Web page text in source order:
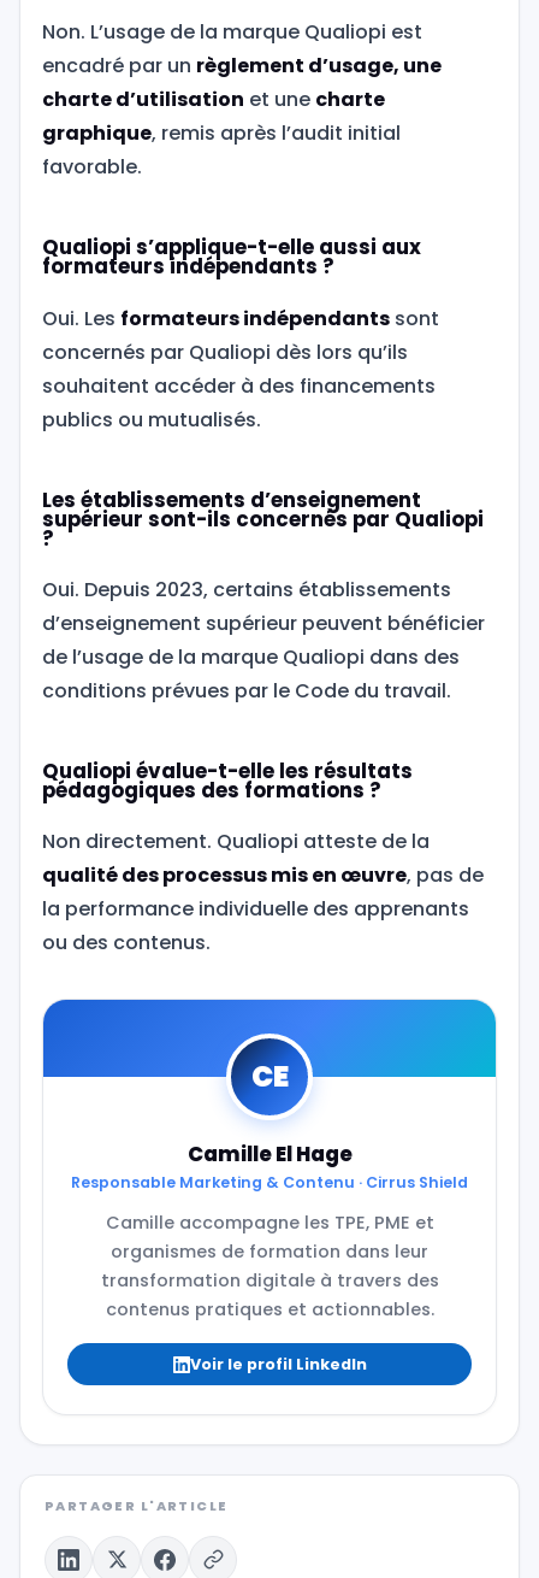
Non. L’usage de la marque Qualiopi est
encadré par un règlement d’usage, une
charte d’utilisation et une charte
graphique, remis après l’audit initial
favorable.
Qualiopi s’applique-t-elle aussi aux
formateurs indépendants ?
Oui. Les formateurs indépendantssont
concernés par Qualiopi dès lors qu’ils
souhaitent accéder à des financements
publics ou mutualisés.
Les établissements d’enseignement
supérieur sont-ils concernés par Qualiopi
?
Oui. Depuis 2023, certains établissements
d’enseignement supérieur peuvent bénéficier
de l’usage de la marque Qualiopi dans des
conditions prévues par le Code du travail.
Qualiopi évalue-t-elle les résultats
pédagogiques des formations ?
Non directement. Qualiopi atteste de la
qualité des processus mis en œuvre, pas de
la performance individuelle des apprenants
ou des contenus.
CE
Camille El Hage
Responsable Marketing & Contenu · Cirrus Shield
Camille accompagne les TPE, PME et
organismes de formation dans leur
transformation digitale à travers des
contenus pratiques et actionnables.
Voir le profil LinkedIn
PARTAGER L'ARTICLE